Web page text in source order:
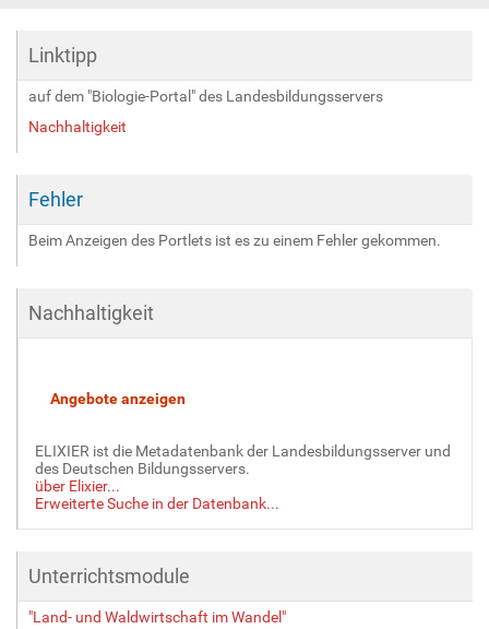
Linktipp
auf dem "Biologie-Portal" des Landesbildungsservers
Nachhaltigkeit
Fehler
Beim Anzeigen des Portlets ist es zu einem Fehler gekommen.
Nachhaltigkeit
ELIXIER ist die Metadatenbank der Landesbildungsserver und
des Deutschen Bildungsservers.
über Elixier...
Erweiterte Suche in der Datenbank...
Unterrichtsmodule
"Land- und Waldwirtschaft im Wandel"